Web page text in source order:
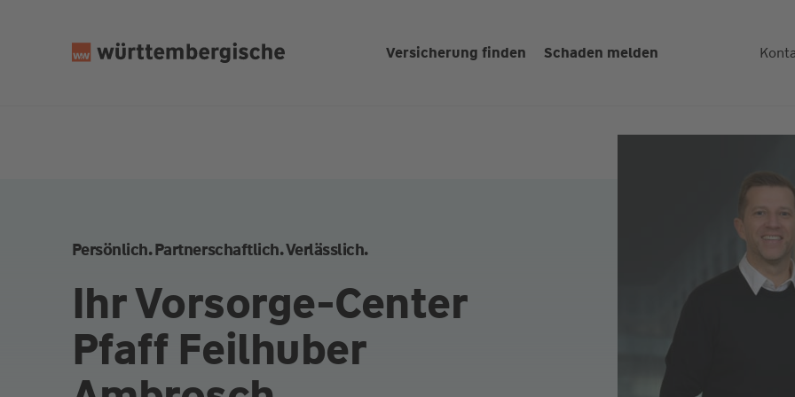
Versicherung finden Schaden melden
Persönlich. Partnerschaftlich. Verlässlich.
Ihr Vorsorge-Center
Pfaff Feilhuber